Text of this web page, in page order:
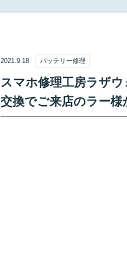
2021.9.18 バッテリー修理
スマホ修理工房ラザ
交換でご来店のラー様